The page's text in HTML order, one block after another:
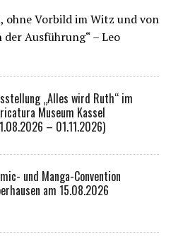
ohne Vorbild im Witz und von
Ausführung“ – Leo
„Alles wird Ruth“ im
Museum Kassel
– 01.11.2026)
und Manga-Convention
am 15.08.2026